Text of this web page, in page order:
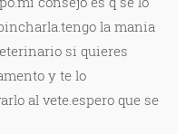
la mania
si quieres
y te lo
al vete.espero que se